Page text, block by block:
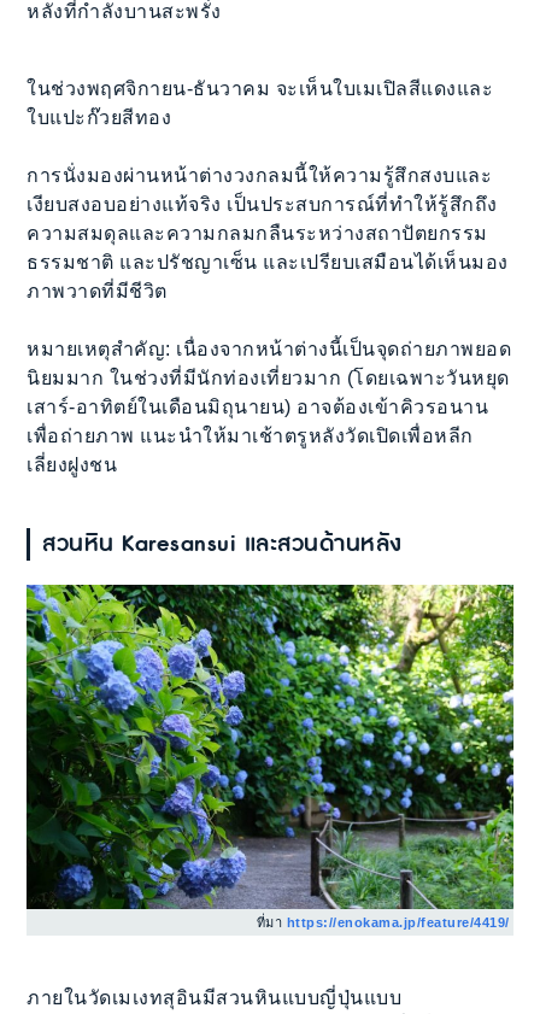
หลังที่กำลังบานสะพรั่ง
ในช่วงพฤศจิกายน-ธันวาคม จะเห็นใบเมเปิลสีแดงและ
ใบแปะก๊วยสีทอง
การนั่งมองผ่านหน้าต่างวงกลมนี้ให้ความรู้สึกสงบและ
เงียบสงอบอย่างแท้จริง เป็นประสบการณ์ที่ทำให้รู้สึกถึง
ความสมดุลและความกลมกลืนระหว่างสถาปัตยกรรม
ธรรมชาติ และปรัชญาเซ็น และเปรียบเสมือนได้เห็นมอง
ภาพวาดที่มีชีวิต
หมายเหตุสำคัญ: เนื่องจากหน้าต่างนี้เป็นจุดถ่ายภาพยอด
นิยมมาก ในช่วงที่มีนักท่องเที่ยวมาก (โดยเฉพาะวันหยุด
เสาร์-อาทิตย์ในเดือนมิถุนายน) อาจต้องเข้าคิวรอนาน
เพื่อถ่ายภาพ แนะนำให้มาเช้าตรูหลังวัดเปิดเพื่อหลีก
เลี่ยงฝูงชน
สวนหิน Karesansui และสวนด้านหลัง
ที่มา https://enokama.jp/feature/4419/
ภายในวัดเมเงทสุอินมีสวนหินแบบญี่ปุ่นแบบ